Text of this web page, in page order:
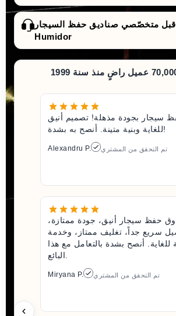
قبل متخصّصي صناديق حفظ السيجار
Humidor
سيجار بجودة مذهلة! تصميم أنيق
للغاية وبنية متينة. أنصح به بشدة!
Alexandru P. تم التحقق من المشتري
حفظ سيجار أنيق، جودة ممتازة،
سريع جداً، تغليف ممتاز، وخدمة
للغاية. أنصح بشدة بالتعامل مع هذا
البائع.
Miryana P. تم التحقق من المشتري